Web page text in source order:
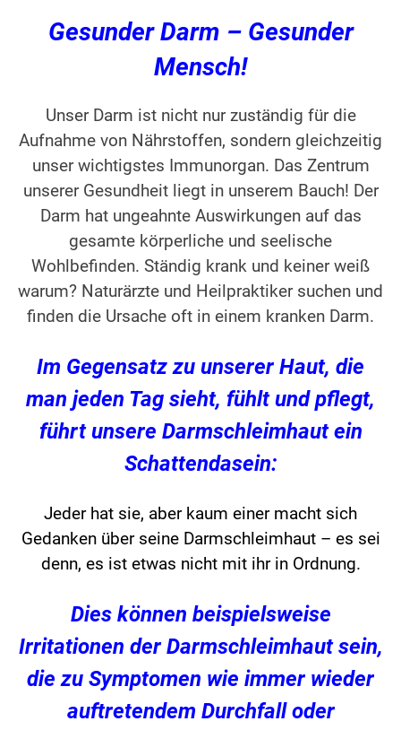
Gesunder Darm – Gesunder
Mensch!
Unser Darm ist nicht nur zuständig für die
Aufnahme von Nährstoffen, sondern gleichzeitig
unser wichtigstes Immunorgan. Das Zentrum
unserer Gesundheit liegt in unserem Bauch! Der
Darm hat ungeahnte Auswirkungen auf das
gesamte körperliche und seelische
Wohlbefinden. Ständig krank und keiner weiß
warum? Naturärzte und Heilpraktiker suchen und
finden die Ursache oft in einem kranken Darm.
Im Gegensatz zu unserer Haut, die
man jeden Tag sieht, fühlt und pflegt,
führt unsere Darmschleimhaut ein
Schattendasein:
Jeder hat sie, aber kaum einer macht sich
Gedanken über seine Darmschleimhaut – es sei
denn, es ist etwas nicht mit ihr in Ordnung.
Dies können beispielsweise
Irritationen der Darmschleimhaut sein,
die zu Symptomen wie immer wieder
auftretendem Durchfall oder